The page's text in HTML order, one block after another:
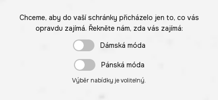
Chceme, aby do vaší schránky přicházelo jen to, co vás
opravdu zajímá. Řekněte nám, zda vás zajímá:
Dámská móda
Pánská móda
Výběr nabídky je volitelný.